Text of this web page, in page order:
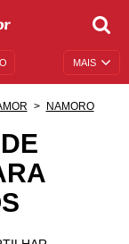
MAIS
NAMORO